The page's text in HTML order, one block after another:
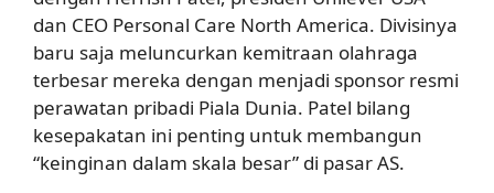
dan CEO Personal Care North America. Divisinya
baru saja meluncurkan kemitraan olahraga
terbesar mereka dengan menjadi sponsor resmi
perawatan pribadi Piala Dunia. Patel bilang
kesepakatan ini penting untuk membangun
“keinginan dalam skala besar” di pasar AS.